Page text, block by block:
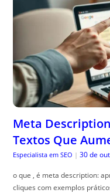
Meta
Textos Que
Especialista em SEO | 30 de
o que , é meta description:
cliques com exemplos